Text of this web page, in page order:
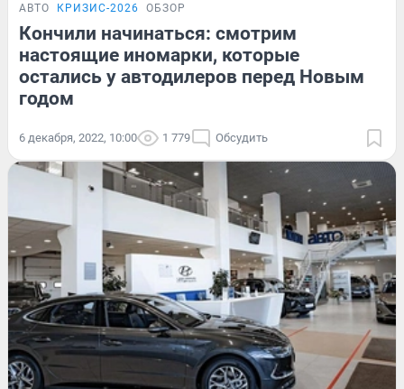
АВТО КРИЗИС-2026 ОБЗОР
Кончили начинаться: смотрим
настоящие иномарки, которые
остались у автодилеров перед Новым
годом
6 декабря, 2022, 10:00 1 779 Обсудить